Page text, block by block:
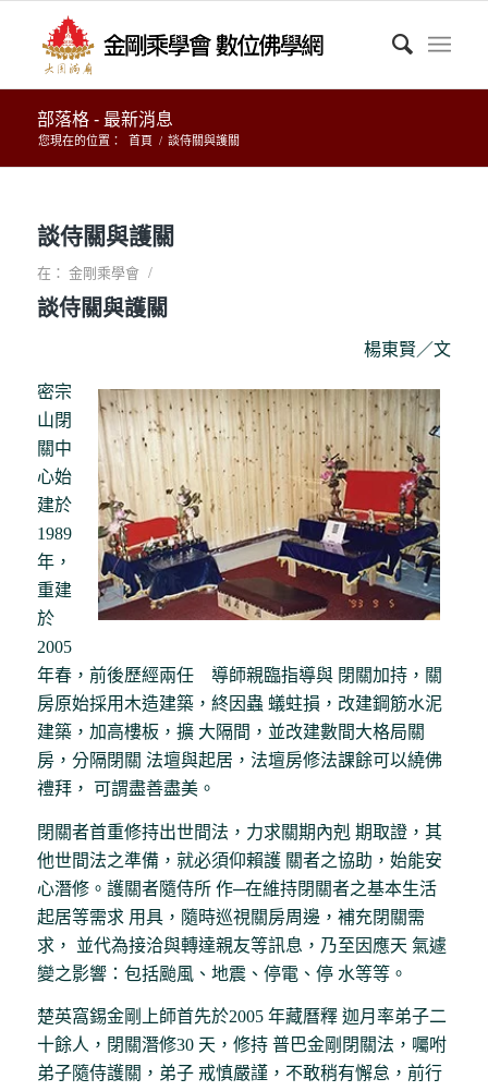
部落格 - 最新消息
您現在的位置： 首頁 / 談侍關與護關
談侍關與護關
在： 金剛乘學會 /
談侍關與護關
楊東賢／文
密宗
山閉
關中
心始
建於
1989
年，
重建
於
2005
年春，前後歷經兩任 導師親臨指導與 閉關加持，關
房原始採用木造建築，終因蟲 蟻蛀損，改建鋼筋水泥
建築，加高樓板，擴 大隔間，並改建數間大格局關
房，分隔閉關 法壇與起居，法壇房修法課餘可以繞佛
禮拜， 可謂盡善盡美。
閉關者首重修持出世間法，力求關期內剋 期取證，其
他世間法之準備，就必須仰賴護 關者之協助，始能安
心潛修。護關者隨侍所 作─在維持閉關者之基本生活
起居等需求 用具，隨時巡視關房周邊，補充閉關需
求， 並代為接洽與轉達親友等訊息，乃至因應天 氣遽
變之影響：包括颱風、地震、停電、停 水等等。
楚英窩錫金剛上師首先於2005 年藏曆釋 迦月率弟子二
十餘人，閉關潛修30 天，修持 普巴金剛閉關法，囑咐
弟子隨侍護關，弟子 戒慎嚴謹，不敢稍有懈怠，前行